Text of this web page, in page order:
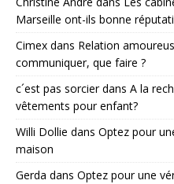
Marseille ont-ils bonne
Cimex dans Relation
communiquer, que faire ?
c´est pas sorcierdans A la
vêtements pour enfant?
Willi Dollie dans Optez pour
maison
Gerda dans Optez pour une